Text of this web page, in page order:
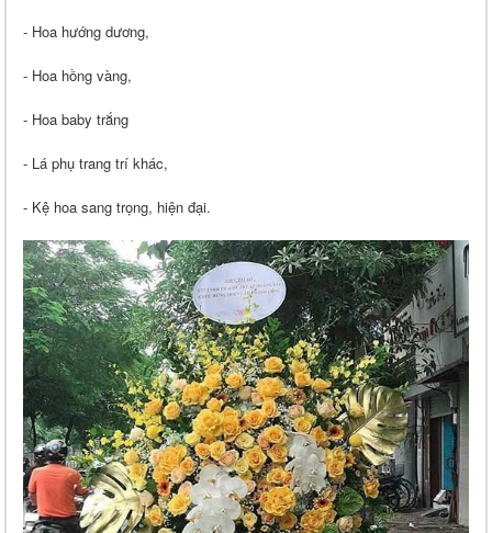
- Hoa hướng dương,
- Hoa hồng vàng,
- Hoa baby trắng
- Lá phụ trang trí khác,
- Kệ hoa sang trọng, hiện đại.